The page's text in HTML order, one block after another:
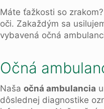
Máte ťažkosti so zrakom?
oči. Zakaždým sa
vybavená očná
Očná
Naša očná ambulancia
dôslednej diagnostike